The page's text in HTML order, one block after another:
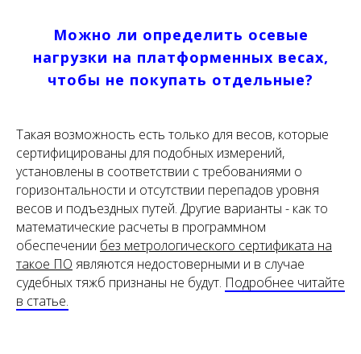
Можно ли определить осевые
нагрузки на платформенных весах,
чтобы не покупать отдельные?
Такая возможность есть только для весов, которые
сертифицированы для подобных измерений,
установлены в соответствии с требованиями о
горизонтальности и отсутствии перепадов уровня
весов и подъездных путей. Другие варианты - как то
математические расчеты в программном
обеспечении без метрологического сертификата на
такое ПО являются недостоверными и в случае
судебных тяжб признаны не будут. Подробнее читайте
в статье.